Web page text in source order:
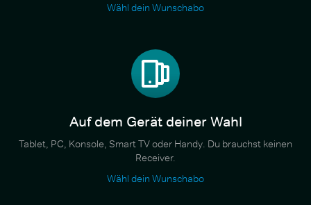
Wähl dein Wunschabo
Auf dem Gerät deiner Wahl
Tablet, PC, Konsole, Smart TV oder Handy. Du brauchst keinen
Receiver.
Wähl dein Wunschabo